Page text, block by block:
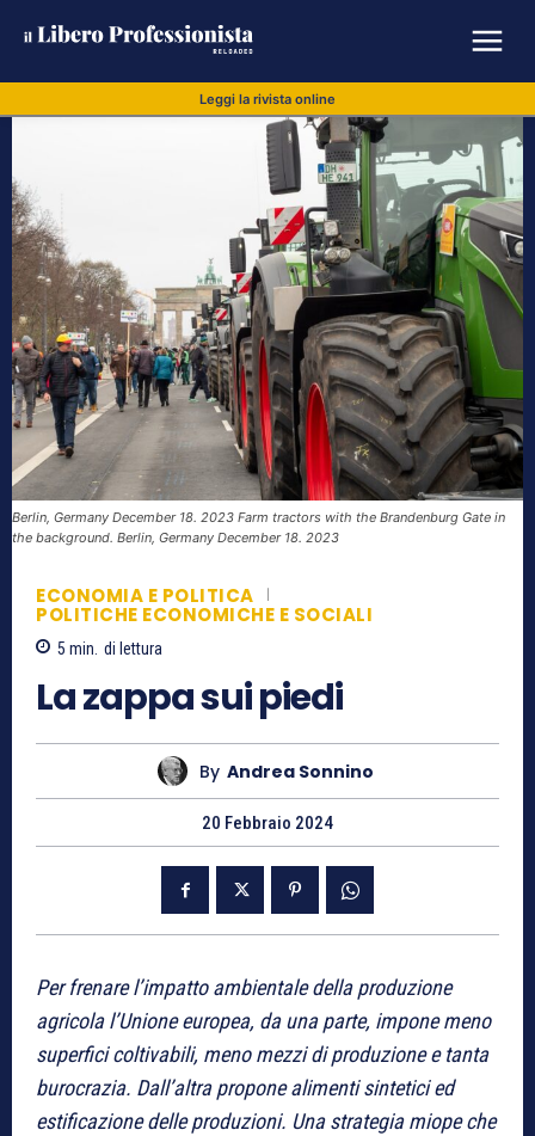
Leggi la rivista online
Berlin, Germany December 18. 2023 Farm tractors with the Brandenburg Gate in
the background. Berlin, Germany December 18. 2023
ECONOMIA E POLITICA
POLITICHE ECONOMICHE E SOCIALI
5 min. di lettura
La zappa sui piedi
By Andrea Sonnino
20 Febbraio 2024
Per frenare l’impatto ambientale della produzione
agricola l’Unione europea, da una parte, impone meno
superfici coltivabili, meno mezzi di produzione e tanta
burocrazia. Dall’altra propone alimenti sintetici ed
estificazione delle produzioni. Una strategia miope che